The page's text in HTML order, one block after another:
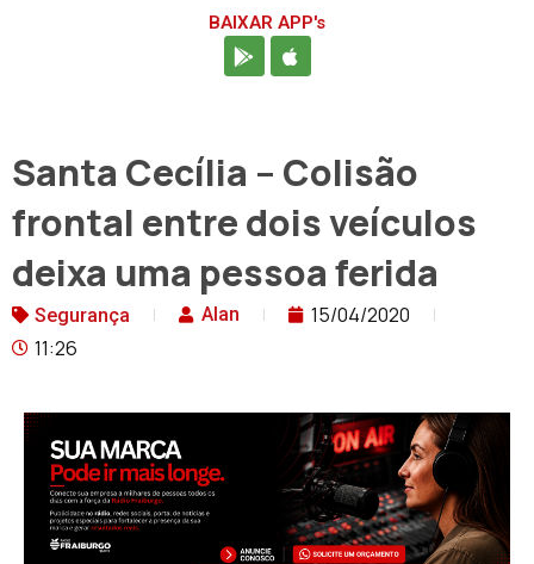
BAIXAR APP's
Santa Cecília – Colisão
frontal entre dois veículos
deixa uma pessoa ferida
Segurança Alan
15/04/2020
11:26